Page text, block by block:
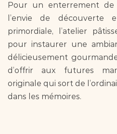
Pour un enterrement
l’envie de découverte
primordiale, l’atelier
pour instaurer une
délicieusement
d’offrir aux futures
originale qui sort de
dans les mémoires.